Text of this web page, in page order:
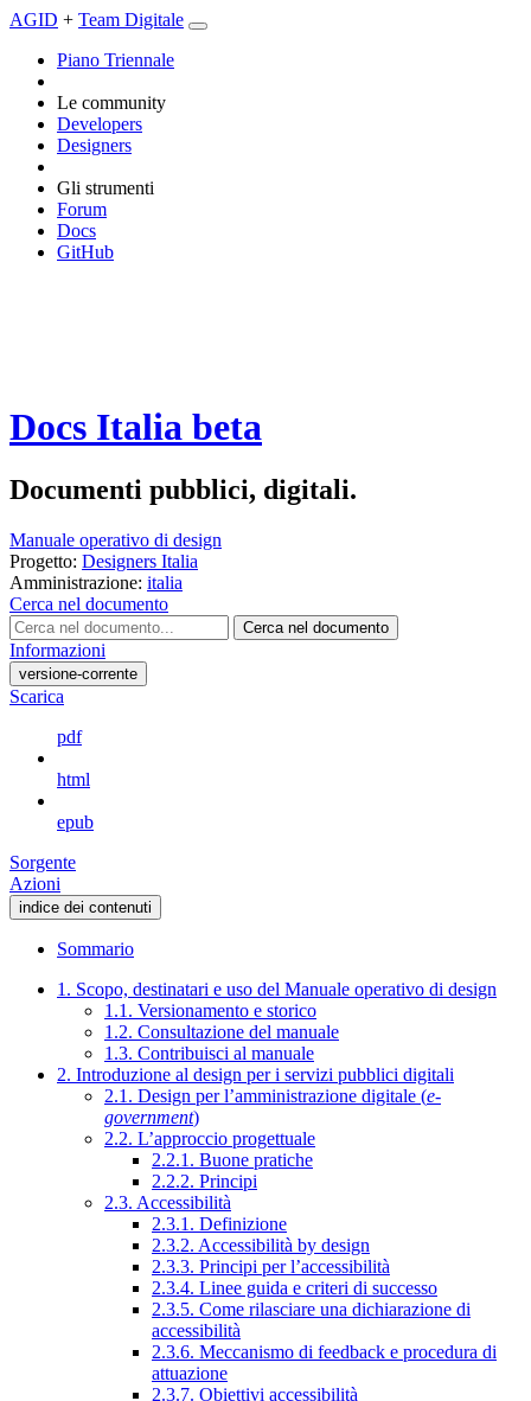
AGID + Team Digitale
Piano Triennale
Le community
Developers
Designers
Gli strumenti
Forum
Docs
GitHub
Docs Italia beta
Documenti pubblici, digitali.
Manuale operativo di design
Progetto: Designers Italia
Amministrazione: italia
Cerca nel documento
Cerca nel documento
Informazioni
versione-corrente
Scarica
pdf
html
epub
Sorgente
Azioni
indice dei contenuti
Sommario
1. Scopo, destinatari e uso del Manuale operativo di design
1.1. Versionamento e storico
1.2. Consultazione del manuale
1.3. Contribuisci al manuale
2. Introduzione al design per i servizi pubblici digitali
2.1. Design per l’amministrazione digitale (e-
government)
2.2. L’approccio progettuale
2.2.1. Buone pratiche
2.2.2. Principi
2.3. Accessibilità
2.3.1. Definizione
2.3.2. Accessibilità by design
2.3.3. Principi per l’accessibilità
2.3.4. Linee guida e criteri di successo
2.3.5. Come rilasciare una dichiarazione di
accessibilità
2.3.6. Meccanismo di feedback e procedura di
attuazione
2.3.7. Obiettivi accessibilità